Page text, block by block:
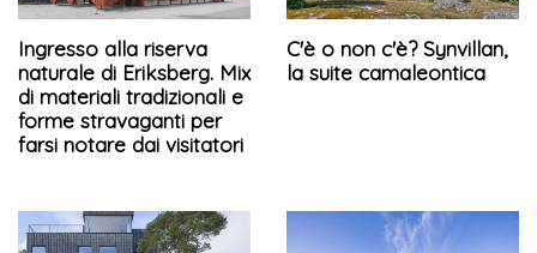
Ingresso alla riserva
naturale di Eriksberg. Mix
di materiali tradizionali e
forme stravaganti per
farsi notare dai visitatori
C'è o non c'è? Synvillan,
la suite camaleontica